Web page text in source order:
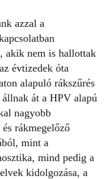
azzal a
akik nem is hallottak
évtizedek óta
alapuló rákszűrés
át a HPV alapú
nagyobb
rákmegelőző
mint a
mind pedig a
kidolgozása, a